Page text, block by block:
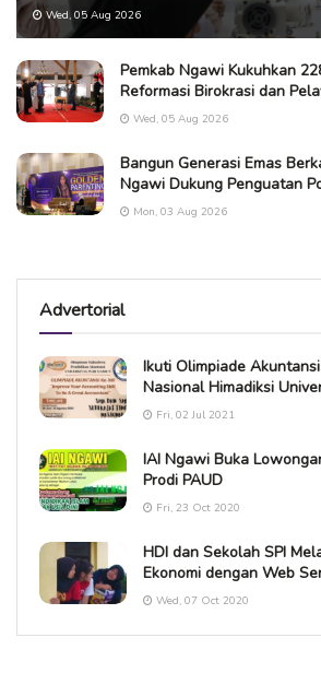
Wed, 05 Aug 2026
Pemkab Ngawi Kukuhkan
Reformasi Birokrasi dan
Wed, 05 Aug 2026
Bangun Generasi Emas
Ngawi Dukung Penguatan
Mon, 03 Aug 2026
Advertorial
Ikuti Olimpiade
Nasional Himadiksi
Fri, 02 Jul 2021
IAI Ngawi Buka
Prodi PAUD
Fri, 23 Oct 2020
HDI dan Sekolah SPI
Ekonomi dengan Web
Wed, 07 Oct 2020